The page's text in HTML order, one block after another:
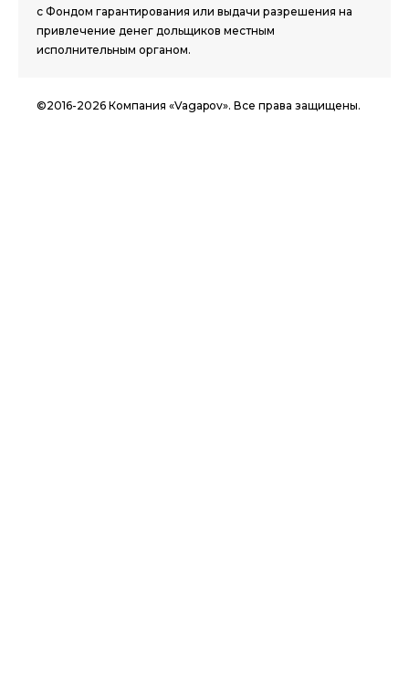
с Фондом гарантирования или выдачи разрешения на
привлечение денег дольщиков местным
исполнительным органом.
©2016-2026 Компания «Vagapov». Все права защищены.